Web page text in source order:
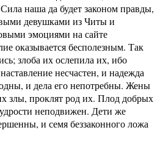
наша да будет законом правды,
девушками из Читы и
эмоциями на сайте
оказывается бесполезным. Так
злоба их ослепила их, ибо
несчастен, и надежда
и дела его непотребны. Жены
злы, проклят род их. Плод добрых
неподвижен. Дети же
и семя беззаконного ложа